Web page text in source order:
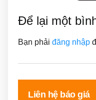
Để lại một
Bạn phải đăng nhập
Liên hệ báo giá